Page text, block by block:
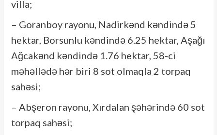
villa;
– Goranboy rayonu, Nadirkənd kəndində 5
hektar, Borsunlu kəndində 6.25 hektar, Aşağı
Ağcakənd kəndində 1.76 hektar, 58-ci
məhəllədə hər biri 8 sot olmaqla 2 torpaq
sahəsi;
– Abşeron rayonu, Xırdalan şəhərində 60 sot
torpaq sahəsi;